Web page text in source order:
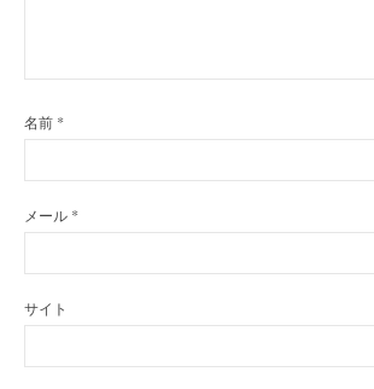
名前 *
メール *
サイト